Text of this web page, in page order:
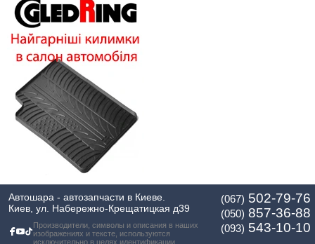
Автошара - автозапчасти в Киеве.
Киев, ул. Набережно-Крещатицкая д39
Производители, символы и описания в наших
изображениях и тексте, используются
исключительно в целях идентификации.
(067) 502-79-76
(050) 857-36-88
(093) 543-10-10